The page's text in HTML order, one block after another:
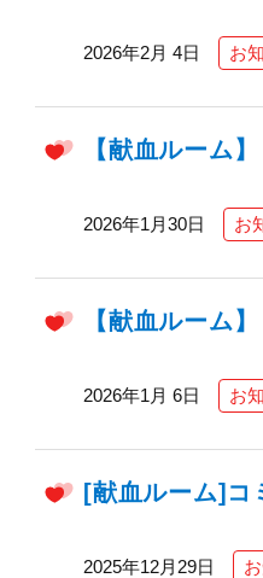
2026年2月 4日 お
【献血ルーム
2026年1月30日 お
【献血ルーム
2026年1月 6日 お
[献血ルーム]コ
2025年12月29日